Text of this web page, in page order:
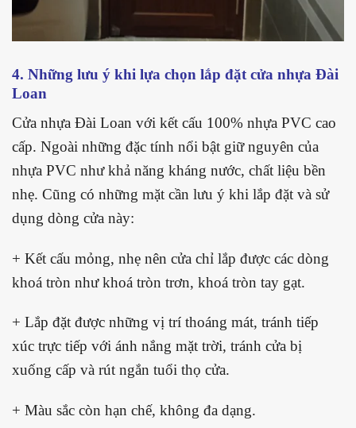
4. Những lưu ý khi lựa chọn lắp đặt cửa nhựa Đài
Loan
Cửa nhựa Đài Loan với kết cấu 100% nhựa PVC cao
cấp. Ngoài những đặc tính nổi bật giữ nguyên của
nhựa PVC như khả năng kháng nước, chất liệu bền
nhẹ. Cũng có những mặt cần lưu ý khi lắp đặt và sử
dụng dòng cửa này:
+ Kết cấu mỏng, nhẹ nên cửa chỉ lắp được các dòng
khoá tròn như khoá tròn trơn, khoá tròn tay gạt.
+ Lắp đặt được những vị trí thoáng mát, tránh tiếp
xúc trực tiếp với ánh nắng mặt trời, tránh cửa bị
xuống cấp và rút ngắn tuổi thọ cửa.
+ Màu sắc còn hạn chế, không đa dạng.